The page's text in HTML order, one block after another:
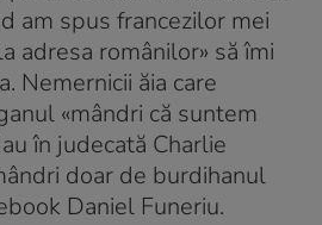
am spus francezilor mei
adresa românilor» să îmi
Nemernicii ăia care
«mândri că suntem
în judecată Charlie
doar de burdihanul
Daniel Funeriu.